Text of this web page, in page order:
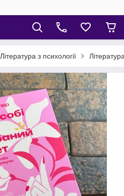
Література з психології